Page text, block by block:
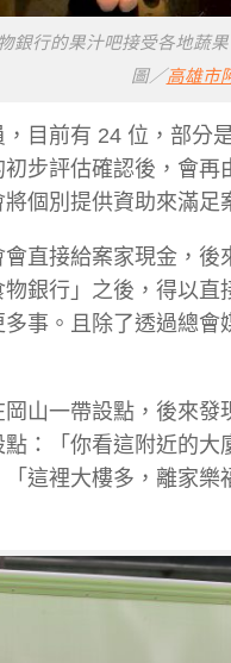
銀行的果汁吧接受各地蔬
圖／高雄市
目前有 24 位，部分
步評估確認後，會
個別提供資助來滿足
直接給案家現金，
銀行」之後，得以
事。且 除了透過總會
山一帶設點，後來
：「你看這附近的
這裡大樓多，離家